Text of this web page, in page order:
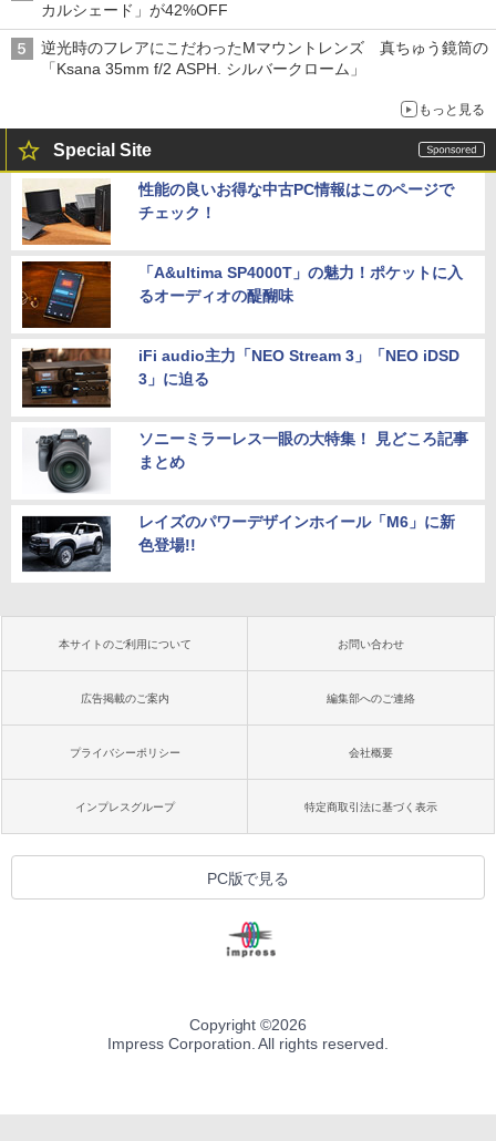
カルシェード」が42%OFF
逆光時のフレアにこだわったMマウントレンズ 真ちゅう鏡筒の
「Ksana 35mm f/2 ASPH. シルバークローム」
もっと見る
Special Site
性能の良いお得な中古PC情報はこのページで
チェック！
「A&ultima SP4000T」の魅力！ポケットに入
るオーディオの醍醐味
iFi audio主力「NEO Stream 3」「NEO iDSD
3」に迫る
ソニーミラーレス一眼の大特集！ 見どころ記事
まとめ
レイズのパワーデザインホイール「M6」に新
色登場!!
本サイトのご利用について お問い合わせ
広告掲載のご案内 編集部へのご連絡
プライバシーポリシー 会社概要
インプレスグループ 特定商取引法に基づく表示
PC版で見る
Copyright ©2026
Impress Corporation. All rights reserved.